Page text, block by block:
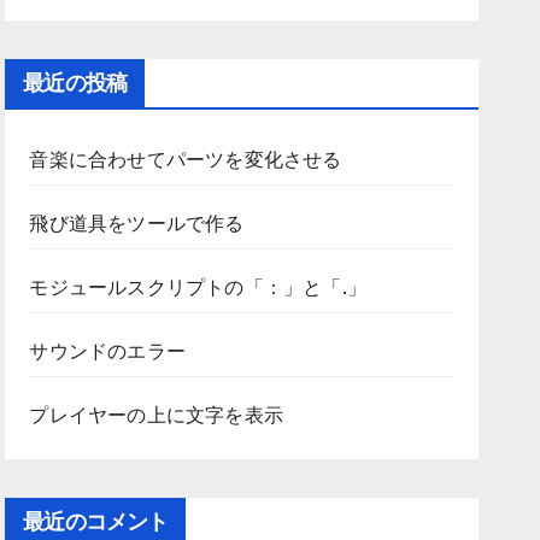
最近の投稿
音楽に合わせてパーツを変化させる
飛び道具をツールで作る
モジュールスクリプトの「：」と「.」
サウンドのエラー
プレイヤーの上に文字を表示
最近のコメント